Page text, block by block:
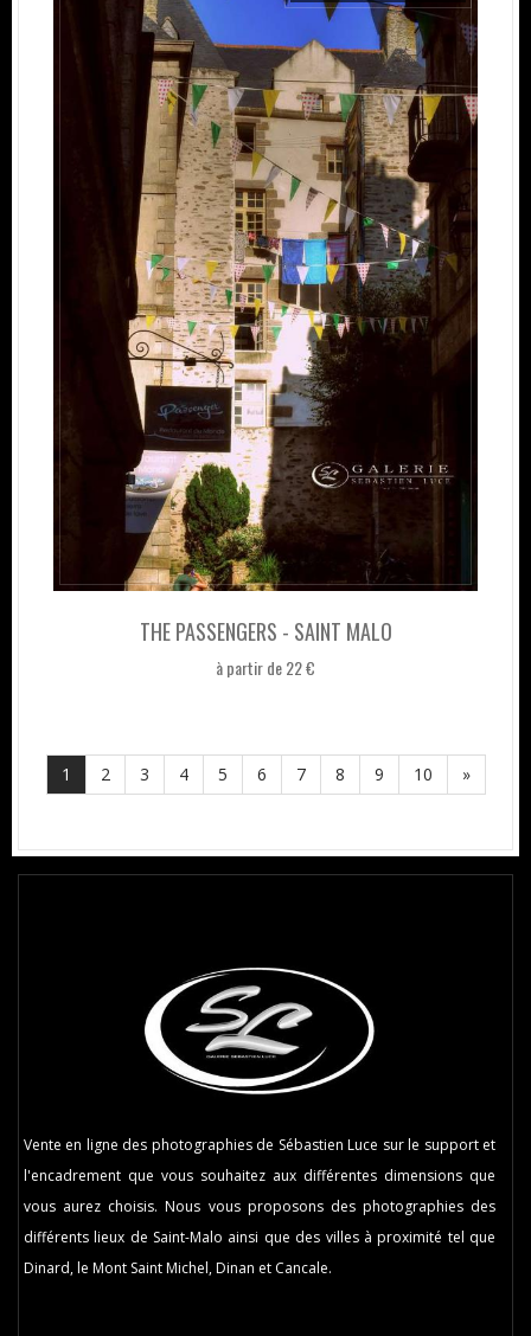
THE PASSENGERS - SAINT MALO
à partir de 22 €
1 2 3 4 5 6 7 8 9 10 »
Vente en ligne des photographies de Sébastien Luce sur le support et
l'encadrement que vous souhaitez aux différentes dimensions que
vous aurez choisis. Nous vous proposons des photographies des
différents lieux de Saint-Malo ainsi que des villes à proximité tel que
Dinard, le Mont Saint Michel, Dinan et Cancale.